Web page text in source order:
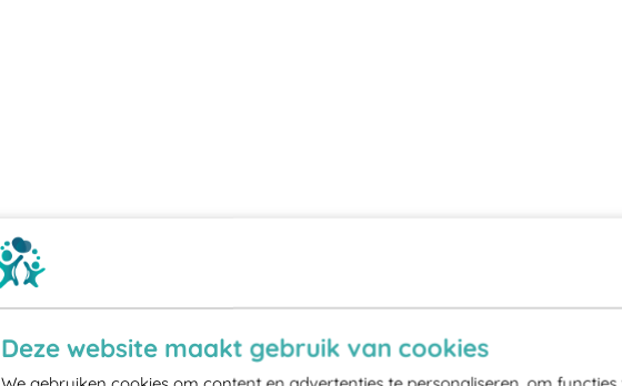
Deze website maakt gebruik van cookies